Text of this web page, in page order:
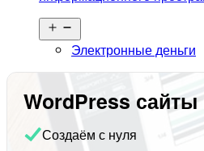
меню
Электронные деньги
WordPress
Создаём с нуля